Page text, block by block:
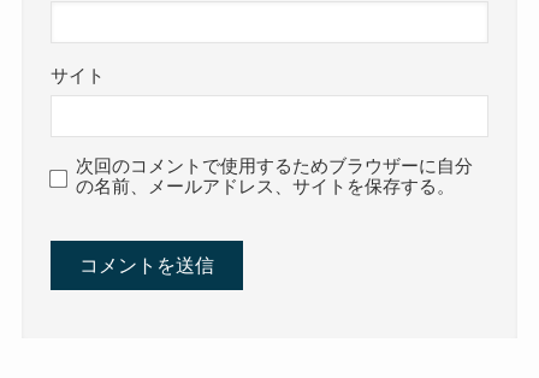
サイト
次回のコメントで使用するためブラウザーに自分
の名前、メールアドレス、サイトを保存する。